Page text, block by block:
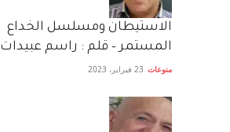
الاستيطان ومسلسل الخداع
المستمر – قلم : راسم عبيدات
منوعات 23 فبراير، 2023